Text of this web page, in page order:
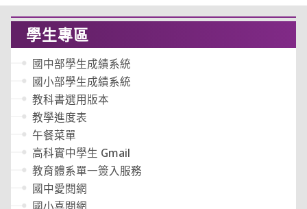
學生專區
國中部學生成績系統
國小部學生成績系統
教科書選用版本
教學進度表
午餐菜單
高科實中學生 Gmail
教育體系單一簽入服務
國中愛閱網